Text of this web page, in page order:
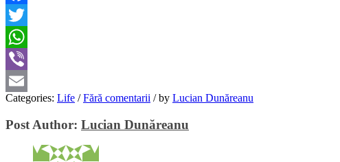
Facebook
Twitter
WhatsApp
Viber
Email
Categories: Life / Fără comentarii /by Lucian Dunăreanu
Post Author: Lucian Dunăreanu